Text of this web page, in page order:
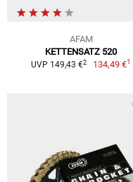
AFAM
KETTENSATZ 520
UVP 149,43 €2 134,49 €1